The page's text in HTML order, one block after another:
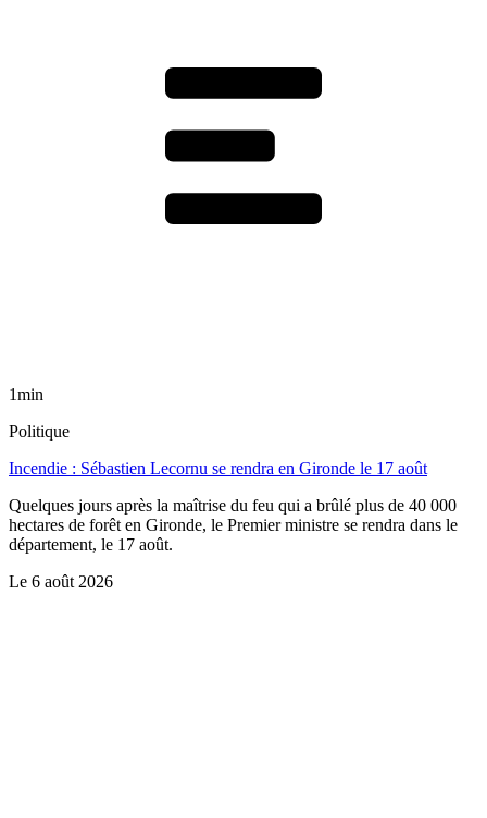
1min
Politique
Incendie : Sébastien Lecornu se rendra en Gironde le 17 août
Quelques jours après la maîtrise du feu qui a brûlé plus de 40 000
hectares de forêt en Gironde, le Premier ministre se rendra dans le
département, le 17 août.
Le 6 août 2026